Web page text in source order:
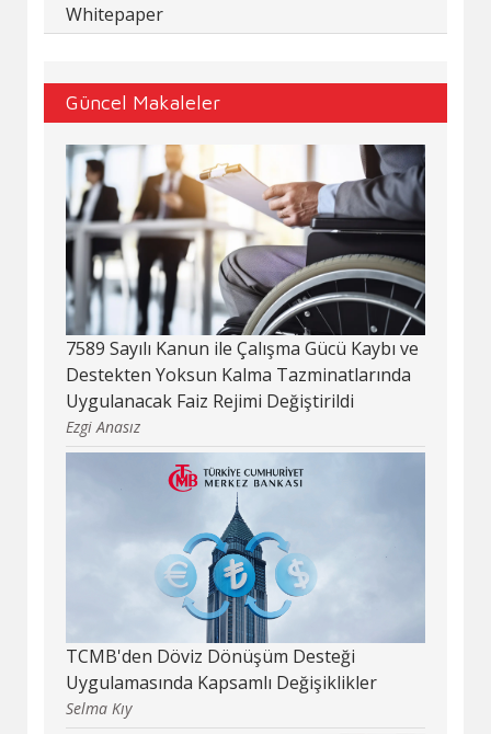
Whitepaper
Güncel Makaleler
7589 Sayılı Kanun ile Çalışma Gücü Kaybı ve
Destekten Yoksun Kalma Tazminatlarında
Uygulanacak Faiz Rejimi Değiştirildi
Ezgi Anasız
TCMB'den Döviz Dönüşüm Desteği
Uygulamasında Kapsamlı Değişiklikler
Selma Kıy